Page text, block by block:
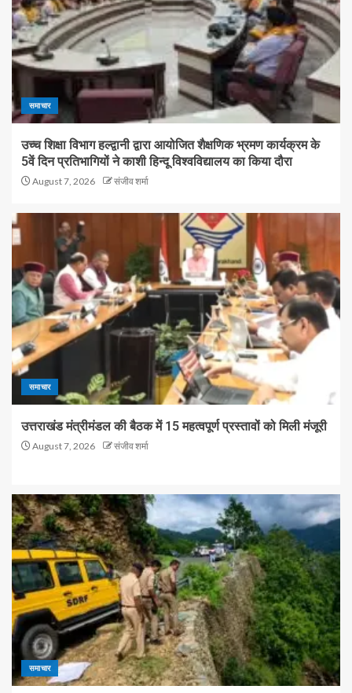
समाचार
उच्च शिक्षा विभाग हल्द्वानी द्वारा आयोजित शैक्षणिक भ्रमण कार्यक्रम के
5वें दिन प्रतिभागियों ने काशी हिन्दू विश्वविद्यालय का किया दौरा
August 7, 2026 संजीव शर्मा
समाचार
उत्तराखंड मंत्रीमंडल की बैठक में 15 महत्वपूर्ण प्रस्तावों को मिली मंजूरी
August 7, 2026 संजीव शर्मा
समाचार